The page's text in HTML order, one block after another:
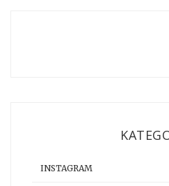
INSTAGRAM